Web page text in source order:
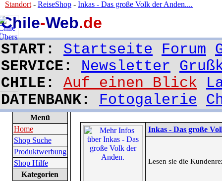
Chile-Web.de
START: Startseite Forum
SERVICE: Newsletter
CHILE: Auf einen Blick
DATENBANK: Fotogalerie
Standort - ReiseShop - Inkas - Das große Volk der Anden....
Menü
Home
Shop Suche
Produktwerbung
Shop Hilfe
Kategorien
Inkas - Das große
Lesen sie die